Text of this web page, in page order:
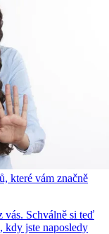
které vám značně
vás. Schválně si teď
kdy jste naposledy